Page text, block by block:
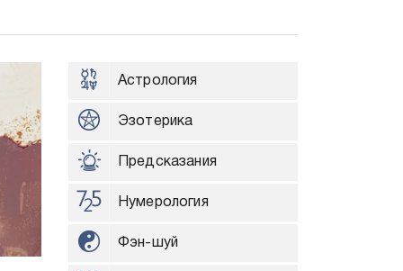
Астрология
Эзотерика
Предсказания
Нумерология
Фэн-шуй